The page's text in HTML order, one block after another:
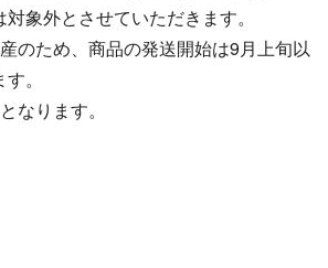
象外とさせていただきます。
のため、商品の発送開始は9月上旬以
。
なります。